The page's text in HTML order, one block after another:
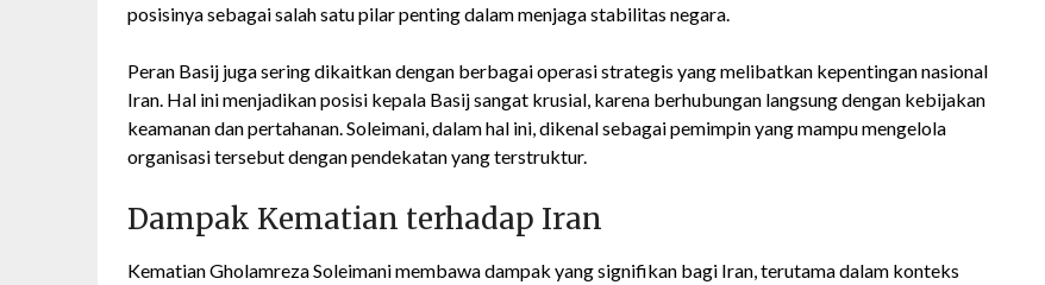
posisinya sebagai salah satu pilar penting dalam menjaga stabilitas negara.
Peran Basij juga sering dikaitkan dengan berbagai operasi strategis yang melibatkan kepentingan nasional
Iran. Hal ini menjadikan posisi kepala Basij sangat krusial, karena berhubungan langsung dengan kebijakan
keamanan dan pertahanan. Soleimani, dalam hal ini, dikenal sebagai pemimpin yang mampu mengelola
organisasi tersebut dengan pendekatan yang terstruktur.
Dampak Kematian terhadap Iran
Kematian Gholamreza Soleimani membawa dampak yang signifikan bagi Iran, terutama dalam konteks